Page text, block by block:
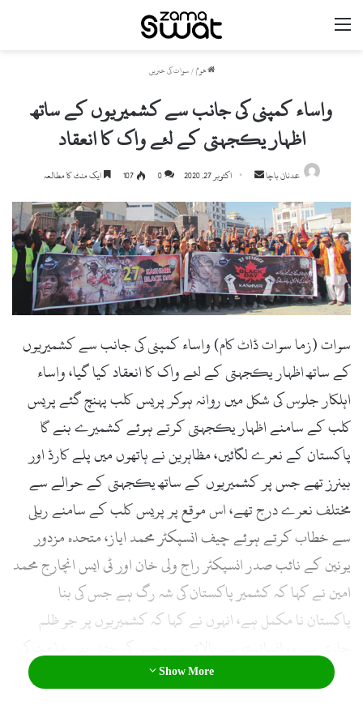
مینو
ھوم / سوات کی خبریں
واساء کمپنی کی جانب سے کشمیریوں کے ساتھ
اظہار یکجہتی کے لئے واک کا انعقاد
عدنان باچا
Send
email
اکتوبر 27, 2020 0
107 ایک منٹ کا مطالعہ
سوات (زما سوات ڈاٹ کام) واساء کمپنی کی جانب سے کشمیریوں
کے ساتھ اظہار یکجہتی کے لئے واک کا انعقاد کیا گیا، واساء
اہلکار جلوس کی شکل میں روانہ ہوکر پریس کلب پہنچ گئے پریس
کلب کے سامنے اظہار یکجہتی کرتے ہوئے کشمیرے بنے گا
پاکستان کے نعرے لگائیں، مظاہرین نے ہاتھوں میں پلے کارڈ اور
بینرز تھے جس پر کشمیریوں کے ساتھ یکجہتی کے حوالے سے
مختلف نعرے درج تھے، اس موقع پر پریس کلب کے سامنے ریلی
سے خطاب کرتے ہوئے چیف انسپکٹر محمد ایاز، متحدہ مزدور
یونین کے نائب صدر انسپکٹر راج ولی خان اور ٹی ایس انچارج محمد
امین نے کہا کہ کشمیر پاکستان کی شہ رگ ہے جس کی بنا
پاکستان نا مکمل ہے، انہوں نے کہا کہ کشمیریوں پر جو ظلم
جائے کم ہے، انہوں نے کہا کہ اقوام متحدہ اس حوالے اقدامات
Show More